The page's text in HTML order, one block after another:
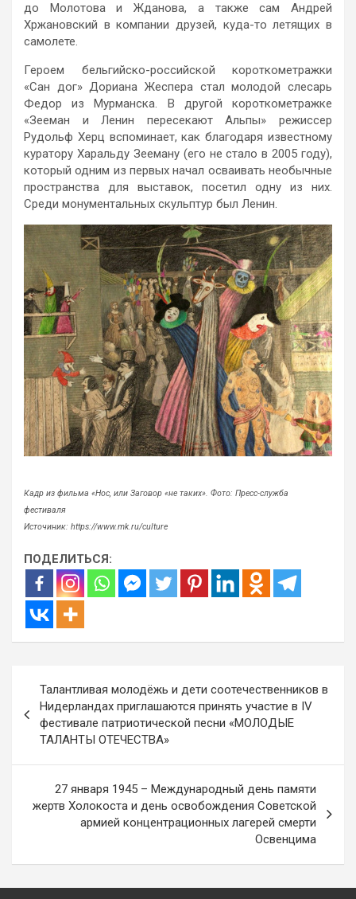
до Молотова и Жданова, а также сам Андрей
Хржановский в компании друзей, куда-то летящих в
самолете.
Героем бельгийско-российской короткометражки
«Сан дог» Дориана Жеспера стал молодой слесарь
Федор из Мурманска. В другой короткометражке
«Зееман и Ленин пересекают Альпы» режиссер
Рудольф Херц вспоминает, как благодаря известному
куратору Харальду Зееману (его не стало в 2005 году),
который одним из первых начал осваивать необычные
пространства для выставок, посетил одну из них.
Среди монументальных скульптур был Ленин.
Кадр из фильма «Нос, или Заговор «не таких». Фото: Пресс-служба
фестиваля
Источиник: https://www.mk.ru/culture
ПОДЕЛИТЬСЯ:
записям
Талантливая молодёжь и дети соотечественников в
Нидерландах приглашаются принять участие в IV
фестивале патриотической песни «МОЛОДЫЕ
ТАЛАНТЫ ОТЕЧЕСТВА»
27 января 1945 – Международный день памяти
жертв Холокоста и день освобождения Советской
армией концентрационных лагерей смерти
Освенцима